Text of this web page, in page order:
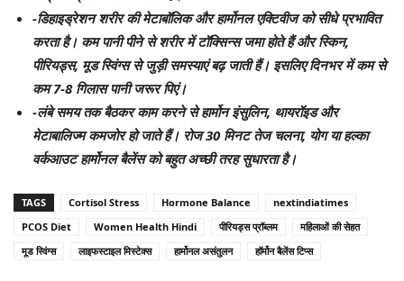
-डिहाइड्रेशन शरीर की मेटाबॉलिक और हार्मोनल एक्टिवीज को सीधे प्रभावित
करता है। कम पानी पीने से शरीर में टॉक्सिन्स जमा होते हैं और स्किन,
पीरियड्स, मूड स्विंग्स से जुड़ी समस्याएं बढ़ जाती हैं। इसलिए दिनभर में कम से
कम 7-8 गिलास पानी जरूर पिएं।
-लंबे समय तक बैठकर काम करने से हार्मोन इंसुलिन, थायरॉइड और
मेटाबालिज्म कमजोर हो जाते हैं। रोज 30 मिनट तेज चलना, योग या हल्का
वर्कआउट हार्मोनल बैलेंस को बहुत अच्छी तरह सुधारता है।
TAGS Cortisol Stress Hormone Balance
nextindiatimes
PCOS Diet
Women Health Hindi पीरियड्स प्रॉब्लम
महिलाओं की सेहत
मूड स्विंग्स
लाइफस्टाइल मिस्टेक्स हार्मोनल असंतुलन हॉर्मोन बैलेंस टिप्स